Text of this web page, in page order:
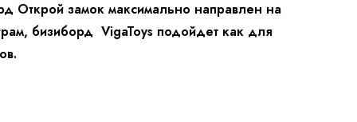
Открой замок максимально направлен на
бизиборд VigaToys подойдет как для